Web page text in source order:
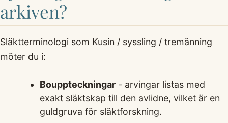
arkiven?
Släktterminologi som Kusin / syssling / tremänning
möter du i:
Bouppteckningar- arvingar listas med
exakt släktskap till den avlidne, vilket är en
guldgruva för släktforskning.